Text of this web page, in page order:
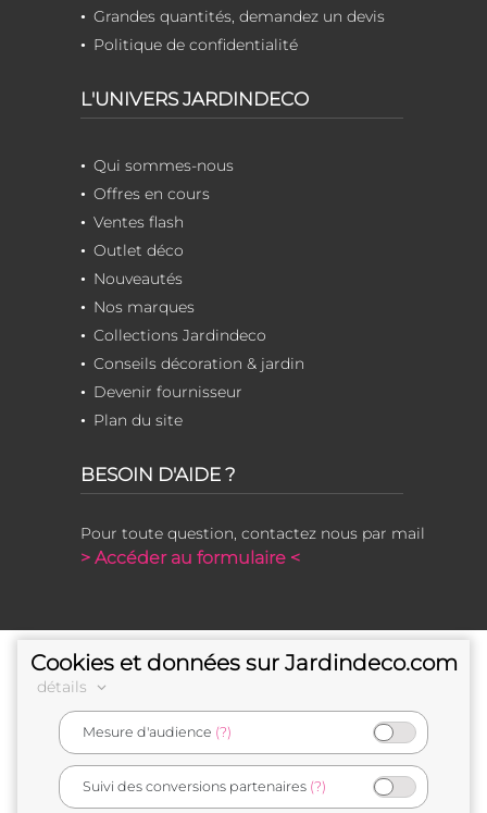
Grandes quantités, demandez un devis
Politique de confidentialité
L'UNIVERS JARDINDECO
Qui sommes-nous
Offres en cours
Ventes flash
Outlet déco
Nouveautés
Nos marques
Collections Jardindeco
Conseils décoration & jardin
Devenir fournisseur
Plan du site
BESOIN D'AIDE ?
Pour toute question, contactez nous par mail
> Accéder au formulaire <
e-commerçant français
Cookies et données sur Jardindeco.com
détails
Mesure d'audience (?)
Suivi des conversions partenaires (?)